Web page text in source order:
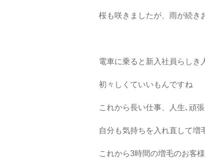
桜も咲きましたが、雨が続き
電車に乗ると新入社員らしき
初々しくていいもんですね
これから長い仕事、人生､頑
自分も気持ちを入れ直して増
これから3時間の増毛のお客